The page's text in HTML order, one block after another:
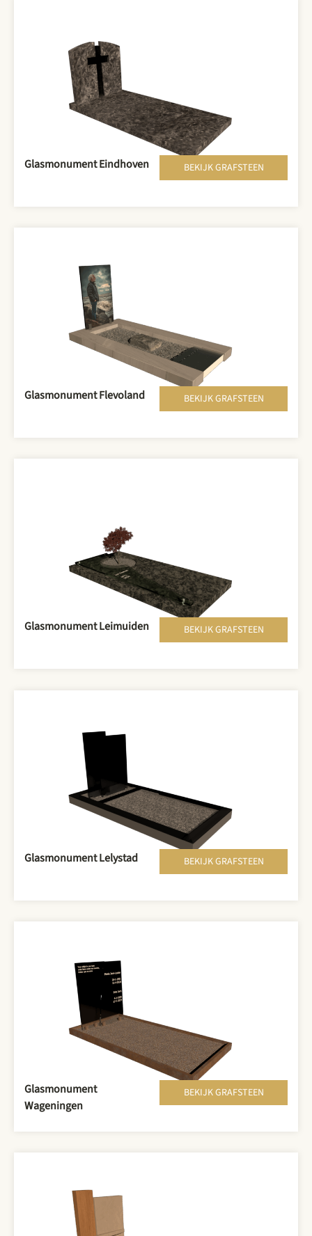
Glasmonument Eindhoven BEKIJK GRAFSTEEN
Glasmonument Flevoland BEKIJK GRAFSTEEN
Glasmonument Leimuiden BEKIJK GRAFSTEEN
Glasmonument Lelystad BEKIJK GRAFSTEEN
Glasmonument
Wageningen
BEKIJK GRAFSTEEN